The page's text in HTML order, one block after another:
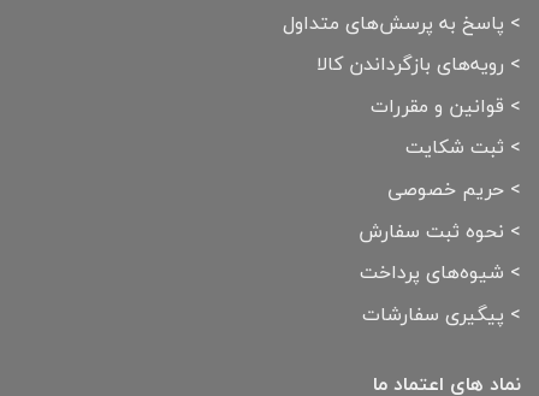
> پاسخ به پرسش‌های متداول
> رویه‌های بازگرداندن کالا
> قوانین و مقررات
> ثبت شکایت
> حریم خصوصی
> نحوه ثبت سفارش
> شیوه‌های پرداخت
> پیگیری سفارشات
نماد های اعتماد ما